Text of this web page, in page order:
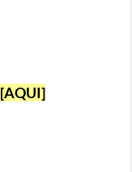
[AQUI]